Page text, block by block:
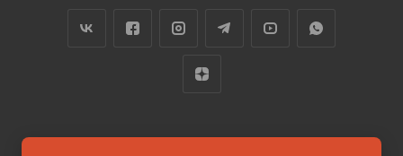
2026 © FUTUMAG.RU